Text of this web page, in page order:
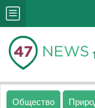
Общество